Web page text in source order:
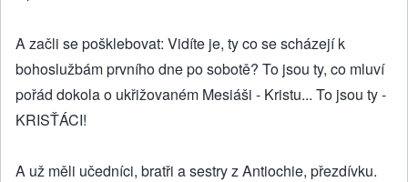
A začli se pošklebovat: Vidíte je, ty co se scházejí k
bohoslužbám prvního dne po sobotě? To jsou ty, co mluví
pořád dokola o ukřižovaném Mesiáši - Kristu... To jsou ty -
KRISŤÁCI!
A už měli učedníci, bratři a sestry z Antiochie, přezdívku.